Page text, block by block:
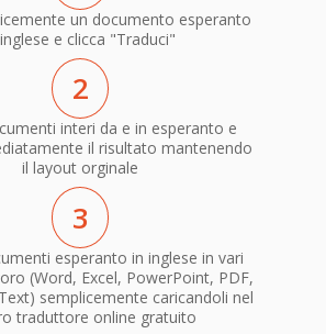
un documento esperanto
e clicca "Traduci"
2
interi da e in esperanto e
il risultato mantenendo
il layout orginale
3
esperanto in inglese in vari
(Word, Excel, PowerPoint, PDF,
semplicemente caricandoli nel
traduttore online gratuito